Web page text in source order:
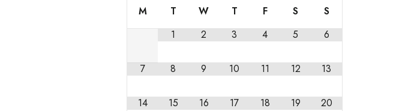
M T W T F S
S
1
2 3 4 5 6
7 8 9 10 11 12 13
14 15 16 17 18 19 20